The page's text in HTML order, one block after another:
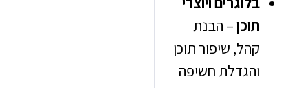
– הבנת
קהל, שיפור תוכן
והגדלת חשיפה